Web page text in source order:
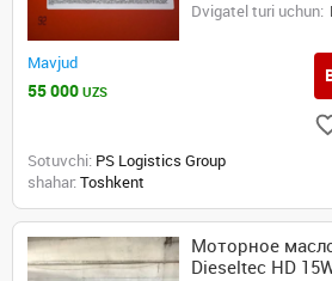
Dvigatel turi uchun:
Mavjud
55 000 UZS
Sotuvchi: PS Logistics Group
shahar: Toshkent
Моторное
Dieseltec HD